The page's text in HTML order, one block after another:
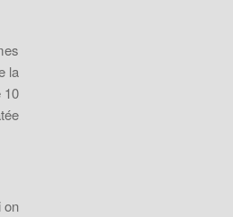
la
10